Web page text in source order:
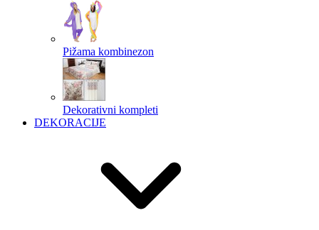
Pižama kombinezon
Dekorativni kompleti
DEKORACIJE